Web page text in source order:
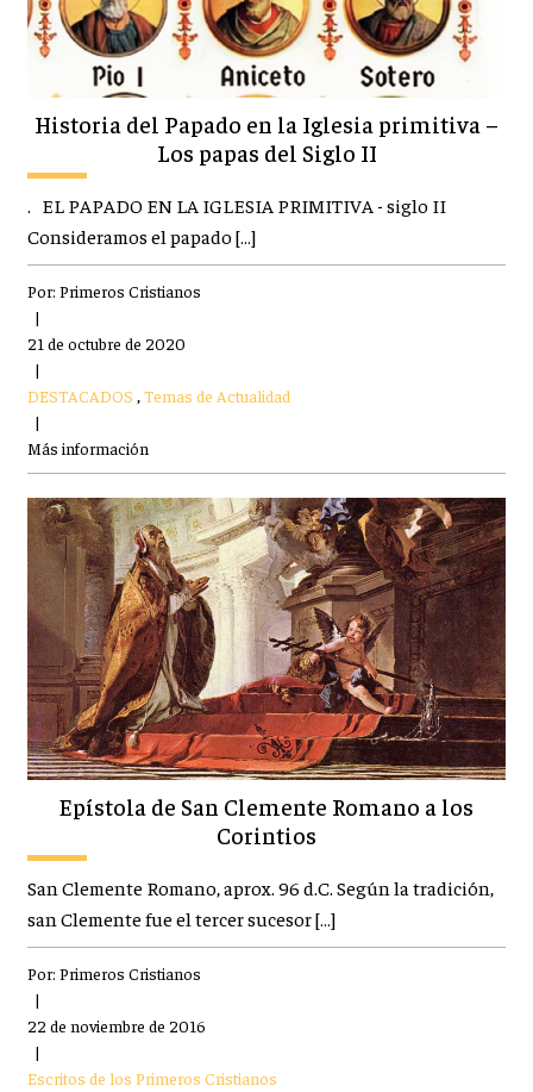
Historia del Papado en la Iglesia primitiva –
Los papas del Siglo II
. EL PAPADO EN LA IGLESIA PRIMITIVA - siglo II
Consideramos el papado […]
Por: Primeros Cristianos
|
21 de octubre de 2020
|
DESTACADOS ,Temas de Actualidad
|
Más información
Epístola de San Clemente Romano a los
Corintios
San Clemente Romano, aprox. 96 d.C. Según la tradición,
san Clemente fue el tercer sucesor […]
Por: Primeros Cristianos
|
22 de noviembre de 2016
|
Escritos de los Primeros Cristianos